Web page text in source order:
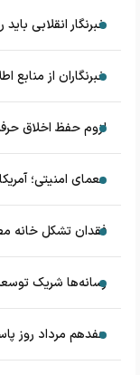
خبرنگار انقلابی
خبرنگاران از
لزوم حفظ اخلاق
معمای امنیتی؛
فقدان تشکل خانه
رسانه‌ها شریک
هفدهم مرداد روز